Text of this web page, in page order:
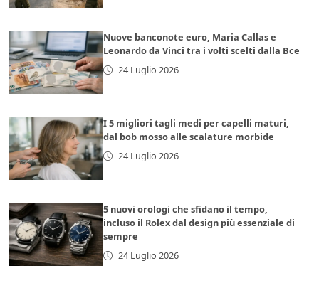
Nuove banconote euro, Maria Callas e
Leonardo da Vinci tra i volti scelti dalla Bce
24 Luglio 2026
I 5 migliori tagli medi per capelli maturi,
dal bob mosso alle scalature morbide
24 Luglio 2026
5 nuovi orologi che sfidano il tempo,
incluso il Rolex dal design più essenziale di
sempre
24 Luglio 2026